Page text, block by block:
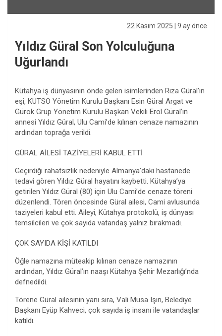
22 Kasım 2025 | 9 ay önce
Yıldız Güral Son Yolculuğuna
Uğurlandı
Kütahya iş dünyasının önde gelen isimlerinden Rıza Güral’ın
eşi, KUTSO Yönetim Kurulu Başkanı Esin Güral Argat ve
Gürok Grup Yönetim Kurulu Başkan Vekili Erol Güral’ın
annesi Yıldız Güral, Ulu Cami’de kılınan cenaze namazının
ardından toprağa verildi.
GÜRAL AİLESİ TAZİYELERİ KABUL ETTİ
Geçirdiği rahatsızlık nedeniyle Almanya’daki hastanede
tedavi gören Yıldız Güral hayatını kaybetti. Kütahya’ya
getirilen Yıldız Güral (80) için Ulu Cami’de cenaze töreni
düzenlendi. Tören öncesinde Güral ailesi, Cami avlusunda
taziyeleri kabul etti. Aileyi, Kütahya protokolü, iş dünyası
temsilcileri ve çok sayıda vatandaş yalnız bırakmadı.
ÇOK SAYIDA KİŞİ KATILDI
Öğle namazına müteakip kılınan cenaze namazının
ardından, Yıldız Güral’ın naaşı Kütahya Şehir Mezarlığı’nda
defnedildi.
Törene Güral ailesinin yanı sıra, Vali Musa Işın, Belediye
Başkanı Eyüp Kahveci, çok sayıda iş insanı ile vatandaşlar
katıldı.